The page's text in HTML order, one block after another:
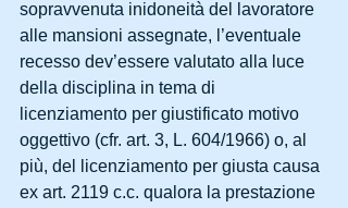
sopravvenuta inidoneità del lavoratore
alle mansioni assegnate, l’eventuale
recesso dev’essere valutato alla luce
della disciplina in tema di
licenziamento per giustificato motivo
oggettivo (cfr. art. 3, L. 604/1966) o, al
più, del licenziamento per giusta causa
ex art. 2119 c.c. qualora la prestazione